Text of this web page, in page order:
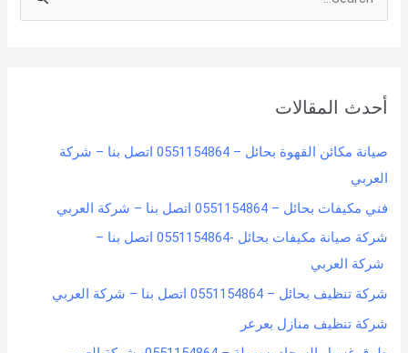
c
f
o
r
:
أحدث المقالات
صيانة مكائن القهوة بحائل – 0551154864 اتصل بنا – شركة
العربي
فني مكيفات بحائل – 0551154864 اتصل بنا – شركة العربي
شركة صيانة مكيفات بحائل -0551154864 اتصل بنا –
شركة العربي
شركة تنظيف بحائل – 0551154864 اتصل بنا – شركة العربي
شركة تنظيف منازل بعرعر